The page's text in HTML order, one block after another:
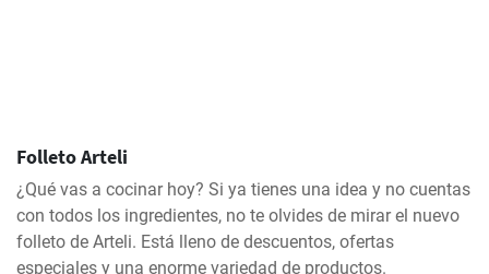
Folleto Arteli
¿Qué vas a cocinar hoy? Si ya tienes una idea y no cuentas
con todos los ingredientes, no te olvides de mirar el nuevo
folleto de Arteli. Está lleno de descuentos, ofertas
especiales y una enorme variedad de productos.